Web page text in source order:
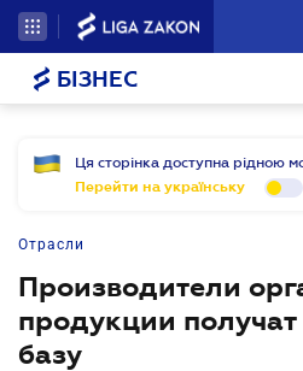
БІЗНЕС
Ця сторінка доступна рідною
Перейти на українську
Отрасли
Производители
продукции
базу